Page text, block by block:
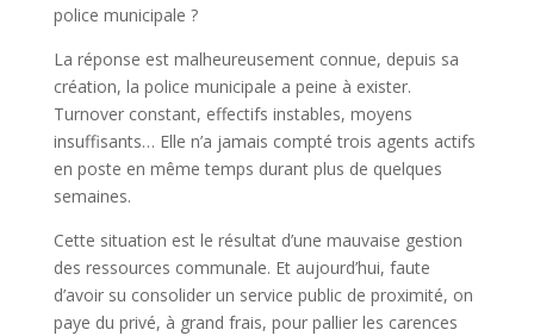
police municipale ?
La réponse est malheureusement connue, depuis sa
création, la police municipale a peine à exister.
Turnover constant, effectifs instables, moyens
insuffisants… Elle n’a jamais compté trois agents actifs
en poste en même temps durant plus de quelques
semaines.
Cette situation est le résultat d’une mauvaise gestion
des ressources communale. Et aujourd’hui, faute
d’avoir su consolider un service public de proximité, on
paye du privé, à grand frais, pour pallier les carences